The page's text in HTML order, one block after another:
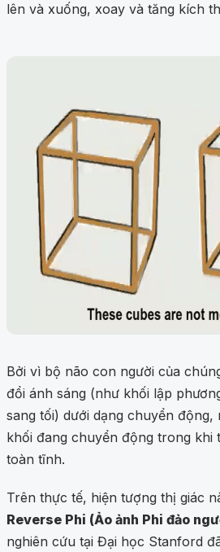
lên và xuống, xoay và tăng kích
Bởi vì bộ não con người của
đổi ánh sáng (như khối lập
sang tối) dưới dạng chuyển
khối đang chuyển động trong khi
toàn tĩnh.
Trên thực tế, hiện tượng thị giác
Reverse Phi (Ảo ảnh Phi đảo
nghiên cứu tại Đại học Stanford